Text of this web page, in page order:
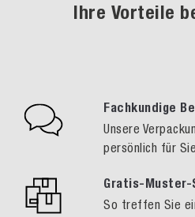
Ihre Vorteile
Fachkundige
Unsere
persönlich für
Gratis-Muster-
So treffen Sie